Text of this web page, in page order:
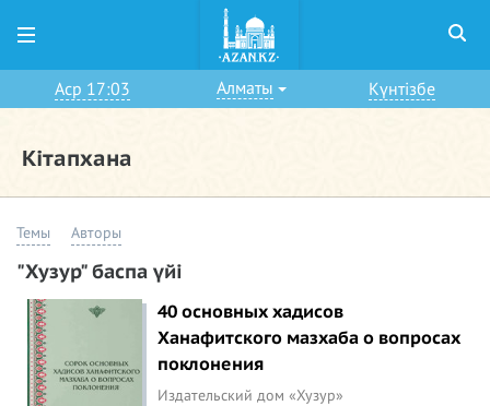
Аср 17:03 Алматы Күнтізбе
Кітапхана
Темы Авторы
"Хузур" баспа үйі
40 основных хадисов
Ханафитского мазхаба о вопросах
поклонения
Издательский дом «Хузур»